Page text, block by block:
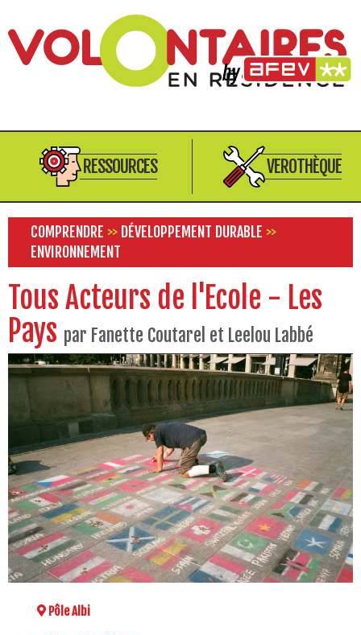
RESSOURCES VEROTHÈQUE
COMPRENDRE >> DÉVELOPPEMENT DURABLE >>
ENVIRONNEMENT
Tous Acteurs de l'Ecole - Les
Pays par Fanette Coutarel et Leelou Labbé
Pôle Albi